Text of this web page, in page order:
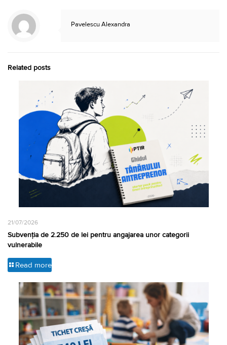
Pavelescu Alexandra
Related posts
21/07/2026
Subvenția de 2.250 de lei pentru angajarea unor categorii
vulnerabile
Read more